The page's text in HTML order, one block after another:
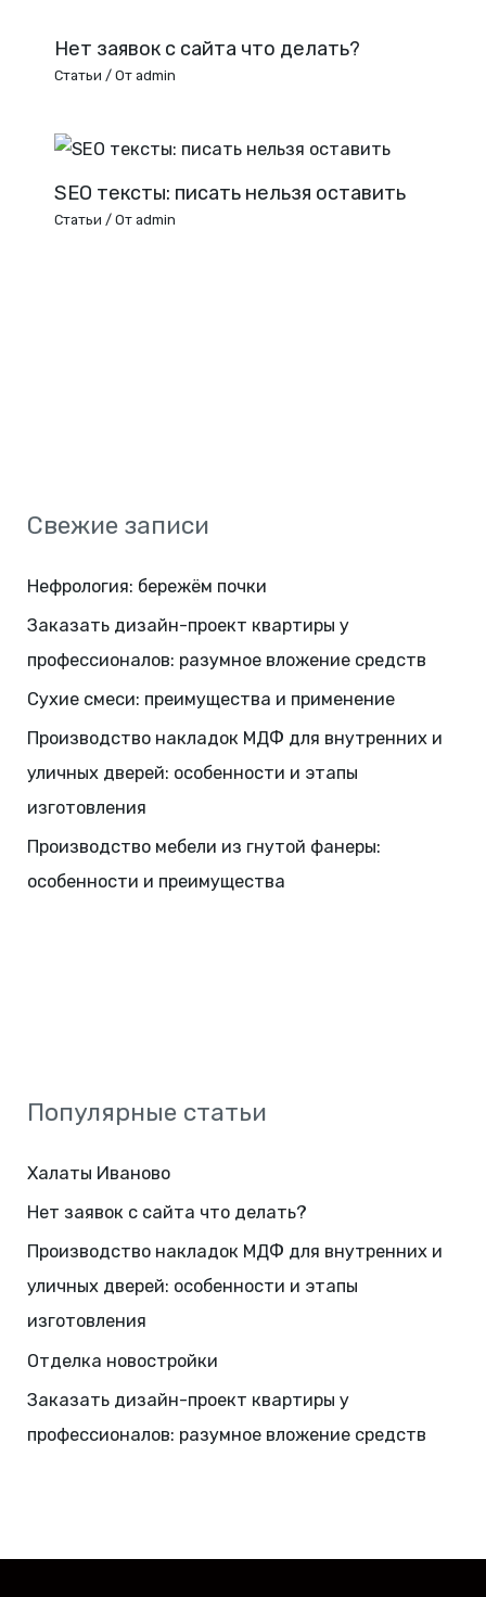
Нет заявок с сайта что делать?
Статьи / От admin
SEO тексты: писать нельзя оставить
Статьи / От admin
Свежие записи
Нефрология: бережём почки
Заказать дизайн-проект квартиры у
профессионалов: разумное вложение средств
Сухие смеси: преимущества и применение
Производство накладок МДФ для внутренних и
уличных дверей: особенности и этапы
изготовления
Производство мебели из гнутой фанеры:
особенности и преимущества
Популярные статьи
Халаты Иваново
Нет заявок с сайта что делать?
Производство накладок МДФ для внутренних и
уличных дверей: особенности и этапы
изготовления
Отделка новостройки
Заказать дизайн-проект квартиры у
профессионалов: разумное вложение средств